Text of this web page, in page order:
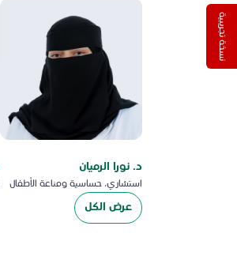
د. نورا الرميان
استشاري، حساسية ومناعة الأطفال
عرض الكل
نسخة تجريبية